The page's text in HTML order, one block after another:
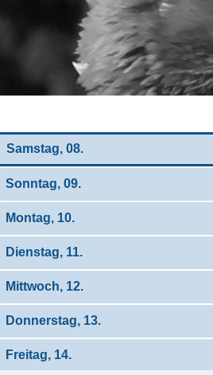
Samstag, 08.
Sonntag, 09.
Montag, 10.
Dienstag, 11.
Mittwoch, 12.
Donnerstag, 13.
Freitag, 14.